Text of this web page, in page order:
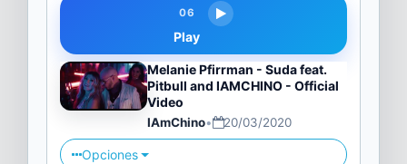
06
Play
Melanie Pfirrman - Suda feat.
Pitbull and IAMCHINO - Official
Video
IAmChino• 20/03/2020
Opciones